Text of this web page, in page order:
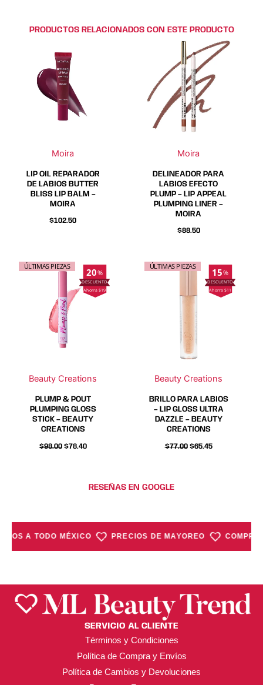
PRODUCTOS RELACIONADOS CON ESTE PRODUCTO
Moira
producto
tiene
múltiples
variantes.
Las
pueden
elegir
en
la
de
LIP OIL REPARADOR
DE LABIOS BUTTER
BLISS LIP BALM –
MOIRA
$102.50
variantes.
Las
elegir
en
la
de
Moira
producto
tiene
múltiples
variantes.
Las
opciones
pueden
elegir
en
la
página
de
DELINEADOR PARA
LABIOS EFECTO
PLUMP – LIP APPEAL
PLUMPING LINER –
MOIRA
$88.50
Este
producto
tiene
múltiples
variantes.
Las
elegir
en
la
página
de
%
20
Ahorra $19
ÚLTIMAS PIEZAS
Beauty Creations
Este
producto
tiene
múltiples
variantes.
Las
pueden
elegir
en
la
de
PLUMP & POUT
PLUMPING GLOSS
STICK – BEAUTY
CREATIONS
$98.00 $78.40
Este
producto
tiene
pueden
elegir
en
la
de
%
15
Ahorra $11
ÚLTIMAS PIEZAS
Beauty Creations
Este
producto
tiene
variantes.
Las
opciones
pueden
elegir
en
la
de
BRILLO PARA LABIOS
– LIP GLOSS ULTRA
DAZZLE – BEAUTY
CREATIONS
$77.00 $65.45
Este
producto
tiene
pueden
elegir
en
la
de
RESEÑAS EN GOOGLE
A TODO MÉXICO PRECIOS DE MAYOREO
SERVICIO AL CLIENTE
Términos y Condiciones
Política de Compra y Envíos
Política de Cambios y Devoluciones